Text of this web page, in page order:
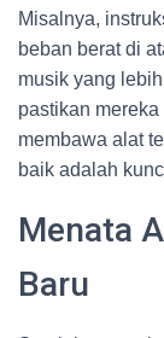
Misalnya,
beban berat di
musik yang
pastikan
membawa alat
baik adalah
Menata
Baru